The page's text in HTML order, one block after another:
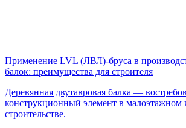
Применение LVL (ЛВЛ)-бруса в
балок: преимущества для строителя
Деревянная двутавровая балка —
конструкционный элемент в
строительстве.